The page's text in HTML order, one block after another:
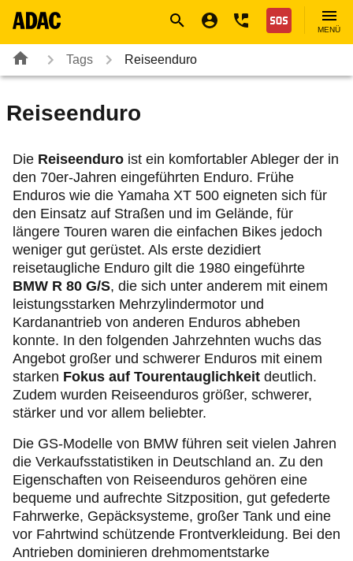
Nothilfe
MENÜ
Tags Reiseenduro
Reiseenduro
Die Reiseenduro ist ein komfortabler Ableger der in
den 70er-Jahren eingeführten Enduro. Frühe
Enduros wie die Yamaha XT 500 eigneten sich für
den Einsatz auf Straßen und im Gelände, für
längere Touren waren die einfachen Bikes jedoch
weniger gut gerüstet. Als erste dezidiert
reisetaugliche Enduro gilt die 1980 eingeführte
BMW R 80 G/S, die sich unter anderem mit einem
leistungsstarken Mehrzylindermotor und
Kardanantrieb von anderen Enduros abheben
konnte. In den folgenden Jahrzehnten wuchs das
Angebot großer und schwerer Enduros mit einem
starken Fokus auf Tourentauglichkeit deutlich.
Zudem wurden Reiseenduros größer, schwerer,
stärker und vor allem beliebter.
Die GS-Modelle von BMW führen seit vielen Jahren
die Verkaufsstatistiken in Deutschland an. Zu den
Eigenschaften von Reiseenduros gehören eine
bequeme und aufrechte Sitzposition, gut gefederte
Fahrwerke, Gepäcksysteme, großer Tank und eine
vor Fahrtwind schützende Frontverkleidung. Bei den
Antrieben dominieren drehmomentstarke